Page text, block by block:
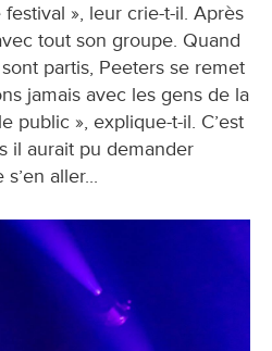
», leur crie-t-il. Après
tout son groupe. Quand
partis, Peeters se remet
jamais avec les gens de la
public », explique-t-il. C’est
il aurait pu demander
aller...